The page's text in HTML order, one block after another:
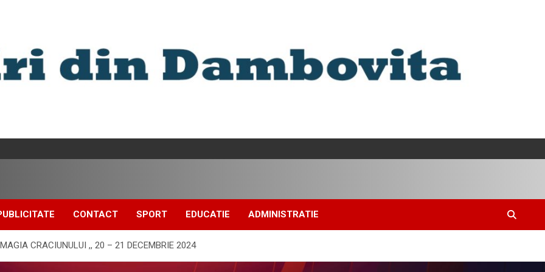
CONTACT SPORT EDUCATIE ADMINISTRATIE
CRACIUNULUI ,, 20 – 21 DECEMBRIE 2024